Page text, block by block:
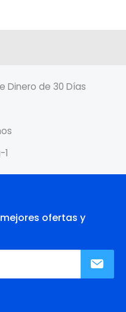
Dinero de 30 Días
ofertas y